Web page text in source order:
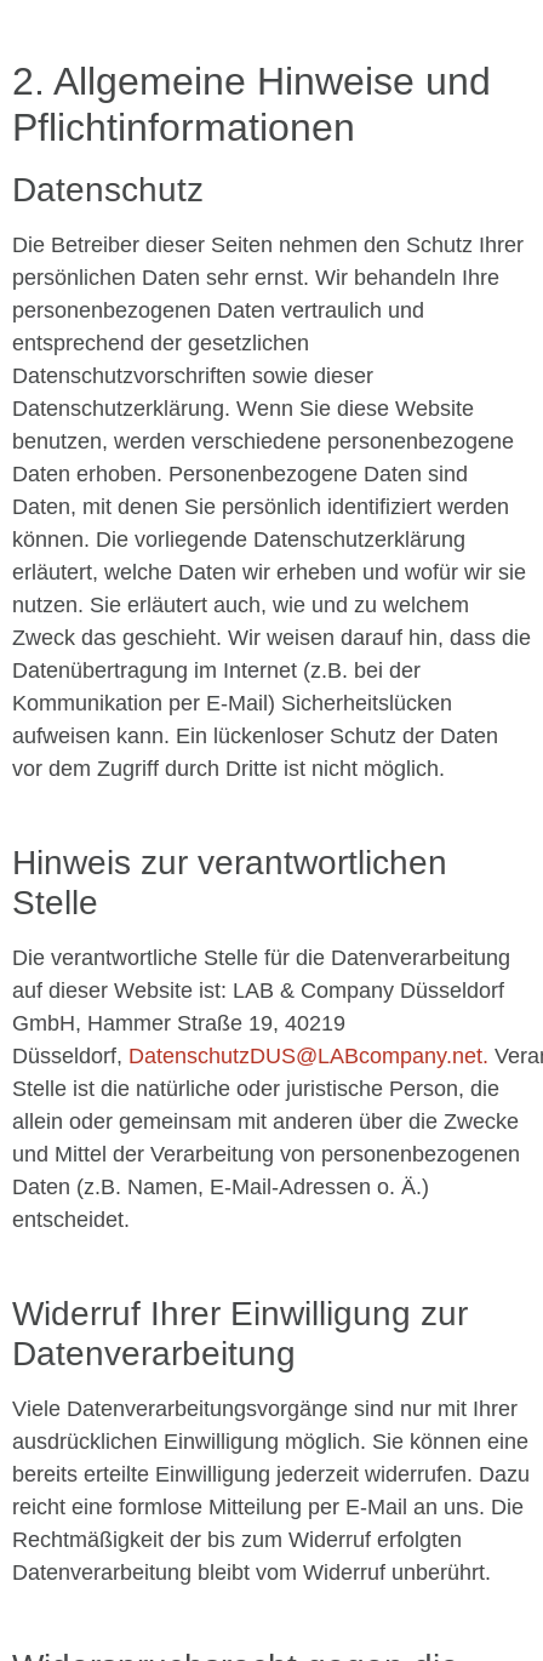
2. Allgemeine Hinweise und
Pflichtinformationen
Datenschutz
Die Betreiber dieser Seiten nehmen den Schutz Ihrer
persönlichen Daten sehr ernst. Wir behandeln Ihre
personenbezogenen Daten vertraulich und
entsprechend der gesetzlichen
Datenschutzvorschriften sowie dieser
Datenschutzerklärung. Wenn Sie diese Website
benutzen, werden verschiedene personenbezogene
Daten erhoben. Personenbezogene Daten sind
Daten, mit denen Sie persönlich identifiziert werden
können. Die vorliegende Datenschutzerklärung
erläutert, welche Daten wir erheben und wofür wir sie
nutzen. Sie erläutert auch, wie und zu welchem
Zweck das geschieht. Wir weisen darauf hin, dass die
Datenübertragung im Internet (z.B. bei der
Kommunikation per E-Mail) Sicherheitslücken
aufweisen kann. Ein lückenloser Schutz der Daten
vor dem Zugriff durch Dritte ist nicht möglich.
Hinweis zur verantwortlichen
Stelle
Die verantwortliche Stelle für die Datenverarbeitung
auf dieser Website ist: LAB & Company Düsseldorf
GmbH, Hammer Straße 19, 40219
Düsseldorf, DatenschutzDUS@LABcompany.net.
Stelle ist die natürliche oder juristische Person, die
allein oder gemeinsam mit anderen über die Zwecke
und Mittel der Verarbeitung von personenbezogenen
Daten (z.B. Namen, E-Mail-Adressen o. Ä.)
entscheidet.
Widerruf Ihrer Einwilligung zur
Datenverarbeitung
Viele Datenverarbeitungsvorgänge sind nur mit Ihrer
ausdrücklichen Einwilligung möglich. Sie können eine
bereits erteilte Einwilligung jederzeit widerrufen. Dazu
reicht eine formlose Mitteilung per E-Mail an uns. Die
Rechtmäßigkeit der bis zum Widerruf erfolgten
Datenverarbeitung bleibt vom Widerruf unberührt.